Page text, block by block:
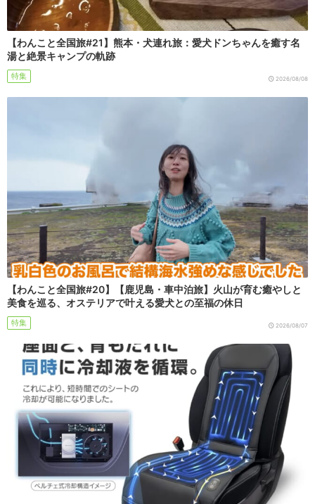
【わんこと全国旅#21】熊本・犬連れ旅：愛犬ドンちゃんを癒す名
湯と絶景キャンプの軌跡
特集 2026/08/08
【わんこと全国旅#20】【鹿児島・車中泊旅】火山が育む癒やしと
美食を巡る、オステリアで叶える愛犬との至福の休日
特集 2026/08/07